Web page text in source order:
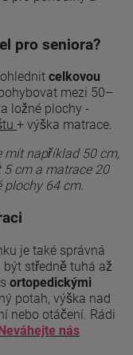
pro seniora?
celkovou
mezi 50–
ložné plochy -
+ výška matrace.
například 50 cm,
cm a matrace 20
plochy 64 cm.
je také správná
být středně tuhá až
ortopedickými
potah, výška nad
nebo otáčení. Rádi
nás